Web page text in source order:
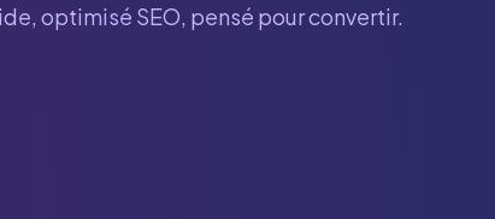
optimisé SEO, pensé pour convertir.